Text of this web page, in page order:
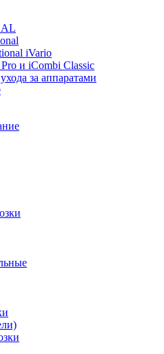
iVario
и iCombi Classic
за аппаратами